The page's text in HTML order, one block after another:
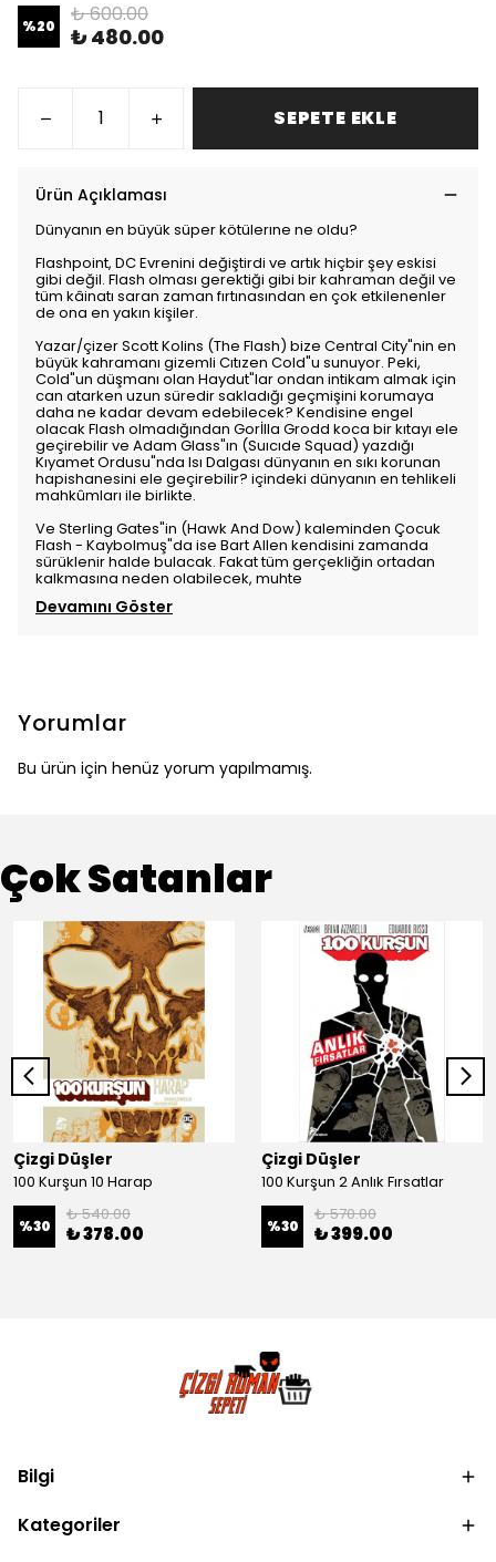
%20 ₺ 600.00
₺ 480.00
SEPETE EKLE
Ürün Açıklaması
Dünyanın en büyük süper kötülerıne ne oldu?
Flashpoint, DC Evrenini değiştirdi ve artık hiçbir şey eskisi
gibi değil. Flash olması gerektiği gibi bir kahraman değil ve
tüm kâinatı saran zaman fırtınasından en çok etkilenenler
de ona en yakın kişiler.
Yazar/çizer Scott Kolins (The Flash) bize Central City"nin en
büyük kahramanı gizemli Cıtızen Cold"u sunuyor. Peki,
Cold"un düşmanı olan Haydut"lar ondan intikam almak için
can atarken uzun süredir sakladığı geçmişini korumaya
daha ne kadar devam edebilecek? Kendisine engel
olacak Flash olmadığından Gorİlla Grodd koca bir kıtayı ele
geçirebilir ve Adam Glass"ın (Suıcıde Squad) yazdığı
Kıyamet Ordusu"nda Isı Dalgası dünyanın en sıkı korunan
hapishanesini ele geçirebilir? içindeki dünyanın en tehlikeli
mahkûmları ile birlikte.
Ve Sterling Gates"in (Hawk And Dow) kaleminden Çocuk
Flash - Kaybolmuş"da ise Bart Allen kendisini zamanda
sürüklenir halde bulacak. Fakat tüm gerçekliğin ortadan
kalkmasına neden olabilecek, muhte
Devamını Göster
Yorumlar
Bu ürün için henüz yorum yapılmamış.
Çok Satanlar
Çizgi Düşler
100 Kurşun 10 Harap
%30
₺ 540.00
₺ 378.00
Çizgi Düşler
100 Kurşun 2 Anlık Fırsatlar
%30
₺ 570.00
₺ 399.00
Bilgi
Kategoriler